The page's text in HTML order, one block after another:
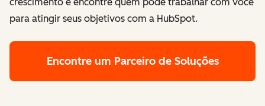
para atingir seus objetivos com a HubSpot.
Encontre um Parceiro de Soluções